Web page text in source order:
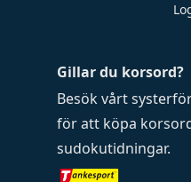
Gillar du korsord?
Besök vårt
för att köpa
sudokutidningar.